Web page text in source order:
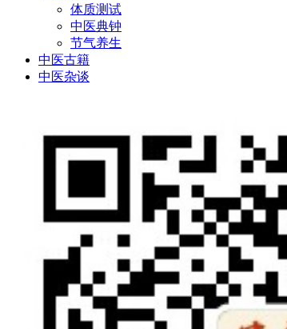
体质测试
中医典钟
节气养生
中医古籍
中医杂谈